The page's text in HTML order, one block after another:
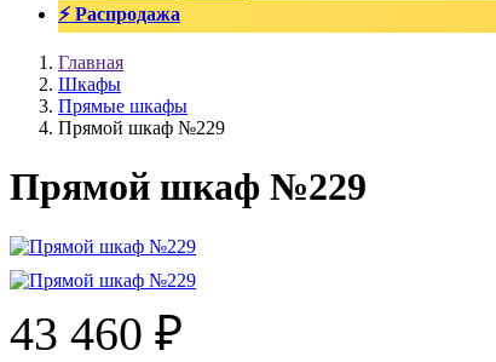
⚡ Распродажа
Главная
Шкафы
Прямые шкафы
Прямой шкаф №229
Прямой шкаф №229
43 460 ₽